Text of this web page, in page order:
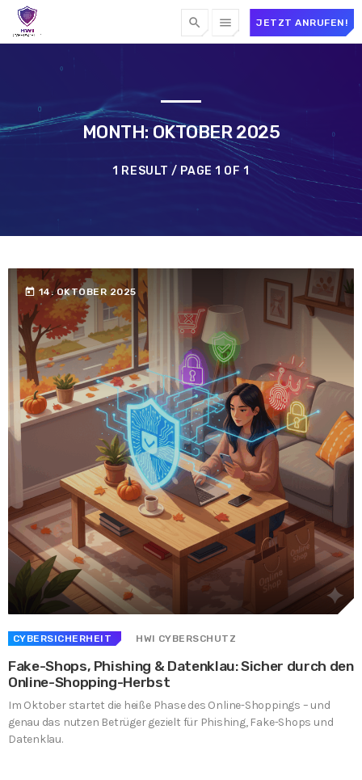
search menu JETZT ANRUFEN!
MONTH: OKTOBER 2025
1 RESULT / PAGE 1 OF 1
today 14. OKTOBER 2025
CYBERSICHERHEIT HWI CYBERSCHUTZ
Fake-Shops, Phishing & Datenklau: Sicher durch den
Online-Shopping-Herbst
Im Oktober startet die heiße Phase des Online-Shoppings – und
genau das nutzen Betrüger gezielt für Phishing, Fake-Shops und
Datenklau.